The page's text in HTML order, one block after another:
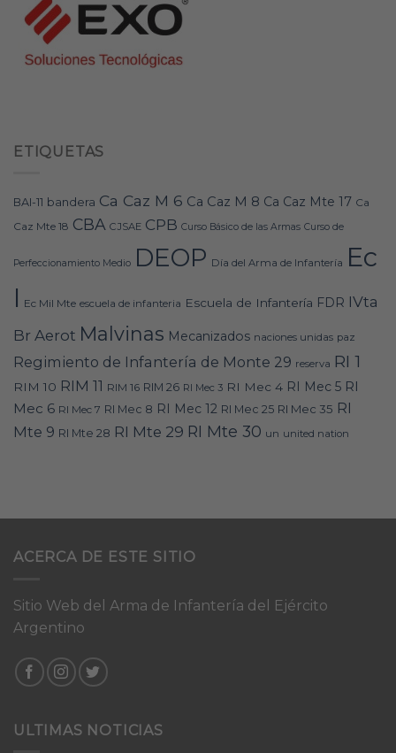
ETIQUETAS
BAI-11 bandera Ca Caz M 6 Ca Caz M 8 Ca Caz Mte 17 Ca
Caz Mte 18 CBA CJSAE CPB Curso Básico de las Armas Curso de
Perfeccionamiento Medio DEOP Día del Arma de Infantería Ec
I Ec Mil Mte escuela de infanteria Escuela de Infantería FDR IVta
Br Aerot Malvinas Mecanizados naciones unidas paz
Regimiento de Infantería de Monte 29 reserva RI 1
RIM 10 RIM 11 RIM 16 RIM 26 RI Mec 3 RI Mec 4 RI Mec 5 RI
Mec 6 RI Mec 7 RI Mec 8 RI Mec 12 RI Mec 25 RI Mec 35 RI
Mte 9 RI Mte 28 RI Mte 29 RI Mte 30 un united nation
ACERCA DE ESTE SITIO
Sitio Web del Arma de Infantería del Ejército
Argentino
ULTIMAS NOTICIAS